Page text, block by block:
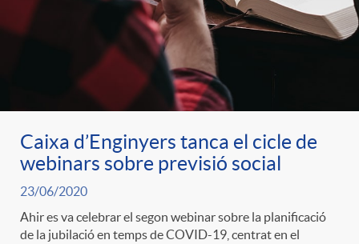
Caixa d’Enginyers tanca el cicle de
webinars sobre previsió social
23/06/2020
Ahir es va celebrar el segon webinar sobre la planificació
de la jubilació en temps de COVID-19, centrat en el